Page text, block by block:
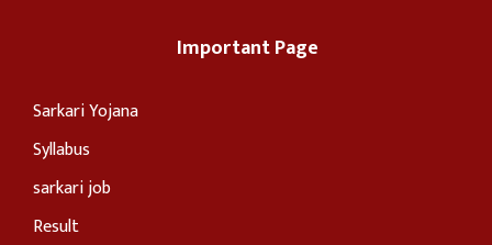
Important Page
Sarkari Yojana
Syllabus
sarkari job
Result